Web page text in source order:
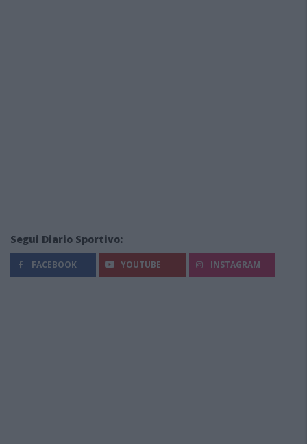
Segui Diario Sportivo:
FACEBOOK YOUTUBE INSTAGRAM